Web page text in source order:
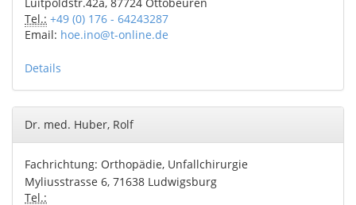
Tel.: +49 (0) 176 - 64243287
Email: hoe.ino@t-online.de
Details
Dr. med. Huber, Rolf
Fachrichtung: Orthopädie, Unfallchirurgie
Myliusstrasse 6, 71638 Ludwigsburg
Tel.: